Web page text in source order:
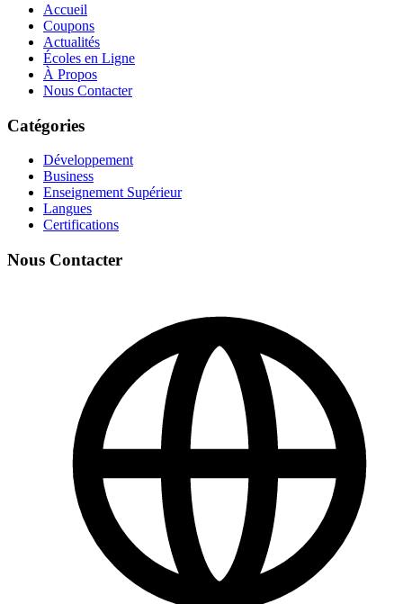
Accueil
Coupons
Actualités
Écoles en Ligne
À Propos
Nous Contacter
Catégories
Développement
Business
Enseignement Supérieur
Langues
Certifications
Nous Contacter